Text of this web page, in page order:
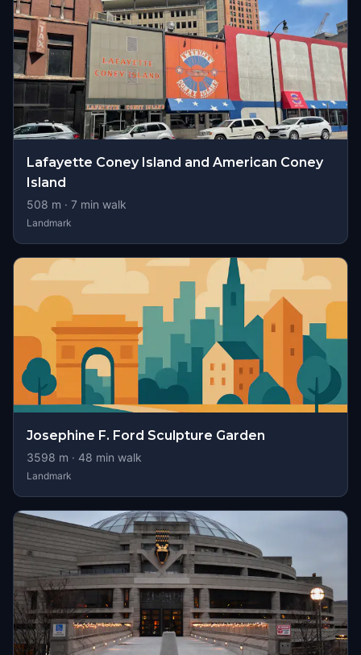
Lafayette Coney Island and American Coney
Island
508 m · 7 min walk
Landmark
Josephine F. Ford Sculpture Garden
3598 m · 48 min walk
Landmark